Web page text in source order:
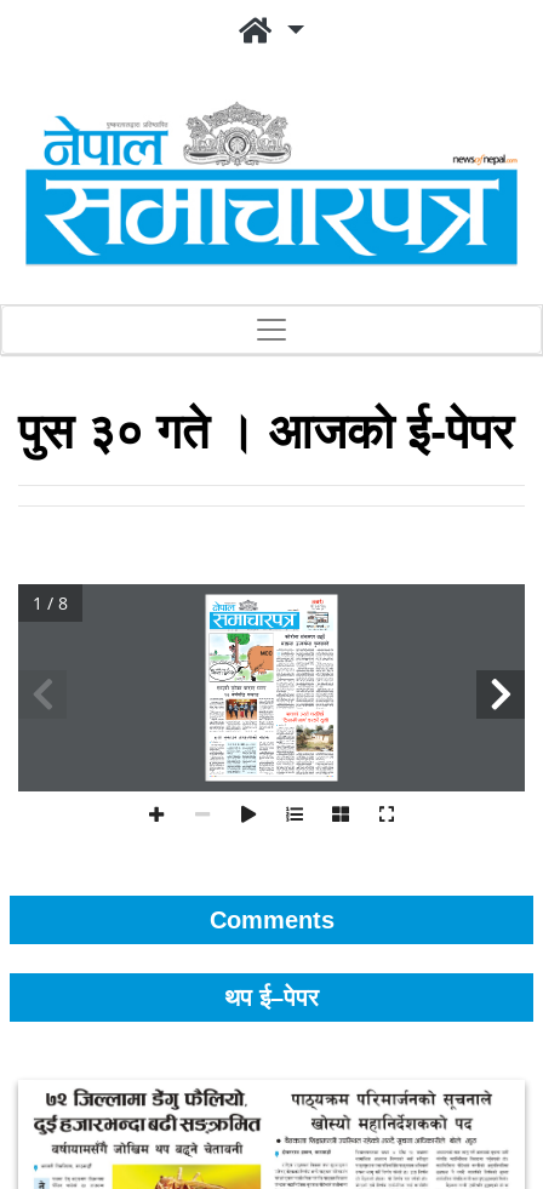
पुस ३० गते । आजको ई-पेपर
1 / 8
Comments
थप ई–पेपर